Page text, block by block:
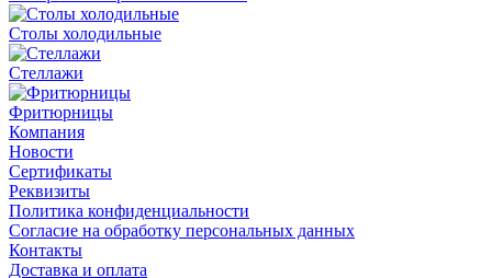
Столы холодильные
Стеллажи
Фритюрницы
Компания
Новости
Сертификаты
Реквизиты
Политика конфиденциальности
Согласие на обработку персональных данных
Контакты
Доставка и оплата